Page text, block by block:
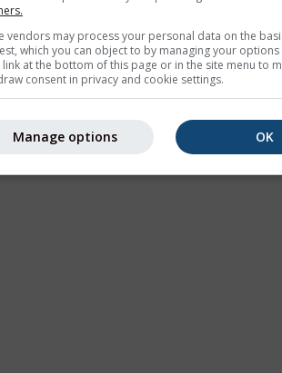
vendors may process your personal data on the
which you can object to by managing your
at the bottom of this page or in the site menu to
consent in privacy and cookie settings.
OK
Manage options